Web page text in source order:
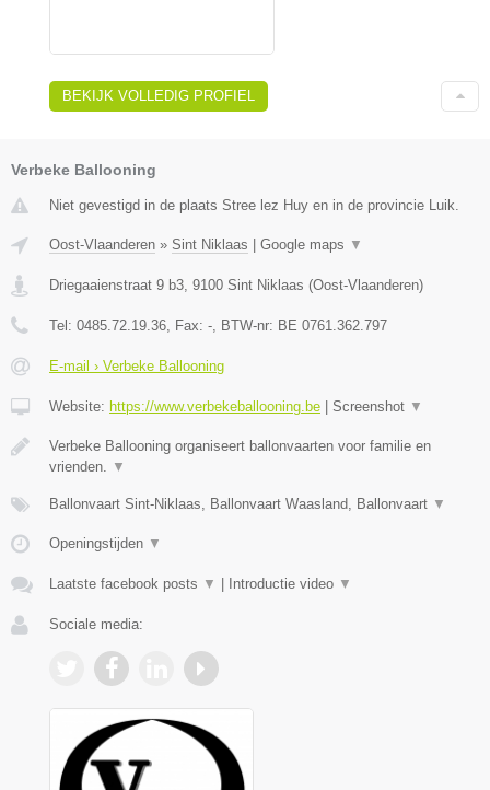
BEKIJK VOLLEDIG PROFIEL
Verbeke Ballooning
Niet gevestigd in de plaats Stree lez Huy en in de provincie Luik.
Oost-Vlaanderen » Sint Niklaas | Google maps ▼
Driegaaienstraat 9 b3 9100 Sint Niklaas (Oost-Vlaanderen)
Tel: 0485.72.19.36 , Fax: - , BTW-nr: BE 0761.362.797
E-mail › Verbeke Ballooning
Website: https://www.verbekeballooning.be | Screenshot ▼
Verbeke Ballooning organiseert ballonvaarten voor familie en
vrienden.
▼
Ballonvaart Sint-Niklaas, Ballonvaart Waasland, Ballonvaart ▼
Openingstijden ▼
Laatste facebook posts ▼ | Introductie video ▼
Sociale media: